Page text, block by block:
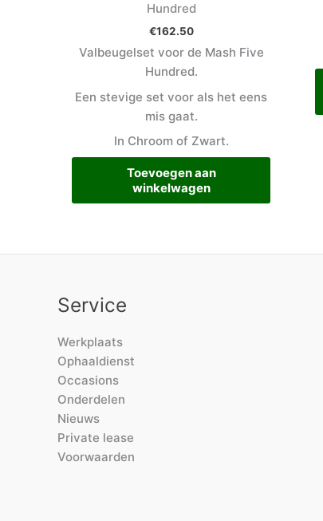
Hundred
€162.50
Valbeugelset voor de Mash Five
Hundred.
Een stevige set voor als het eens
mis gaat.
In Chroom of Zwart.
Toevoegen aan
winkelwagen
Service
Werkplaats
Ophaaldienst
Occasions
Onderdelen
Nieuws
Private lease
Voorwaarden